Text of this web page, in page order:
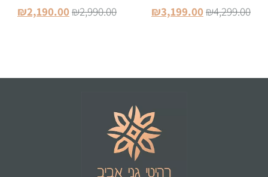
₪4,299.00
₪3,199.00
₪2,990.00
₪2,190.00